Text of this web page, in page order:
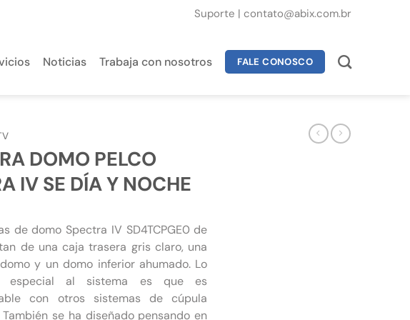
Suporte | contato@abix.com.br
Noticias Trabaja con nosotros FALE CONOSCO
DOMO PELCO
IV SE DÍA Y NOCHE
de domo Spectra IV SD4TCPGE0 de
de una caja trasera gris claro, una
y un domo inferior ahumado. Lo
especial al sistema es que es
con otros sistemas de cúpula
También se ha diseñado pensando en